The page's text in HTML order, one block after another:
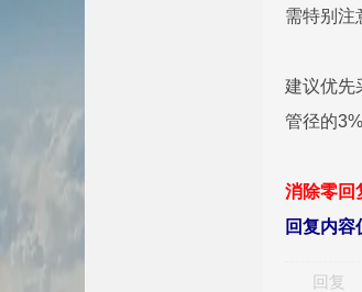
需特别注
建议优先
管径的
消除零回
回复内
回复